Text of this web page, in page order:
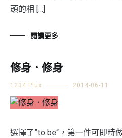
頭的相 […]
閱讀更多
修身．修身
1234 Plus 2014-06-11
選擇了”to be“，第一件可即時